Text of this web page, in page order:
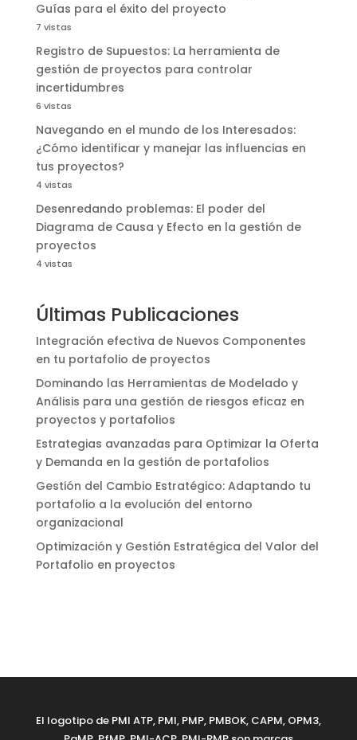
Guías para el éxito del proyecto
7 vistas
Registro de Supuestos: La herramienta de
gestión de proyectos para controlar
incertidumbres
6 vistas
Navegando en el mundo de los Interesados:
¿Cómo identificar y manejar las influencias en
tus proyectos?
4 vistas
Desenredando problemas: El poder del
Diagrama de Causa y Efecto en la gestión de
proyectos
4 vistas
Últimas Publicaciones
Integración efectiva de Nuevos Componentes
en tu portafolio de proyectos
Dominando las Herramientas de Modelado y
Análisis para una gestión de riesgos eficaz en
proyectos y portafolios
Estrategias avanzadas para Optimizar la Oferta
y Demanda en la gestión de portafolios
Gestión del Cambio Estratégico: Adaptando tu
portafolio a la evolución del entorno
organizacional
Optimización y Gestión Estratégica del Valor del
Portafolio en proyectos
El logotipo de PMI ATP, PMI, PMP, PMBOK, CAPM, OPM3,